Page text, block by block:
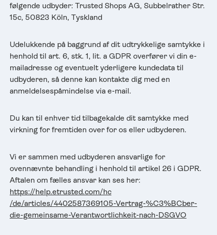
følgende udbyder: Trusted Shops AG, Subbelrather Str.
15c, 50823 Köln, Tyskland
Udelukkende på baggrund af dit udtrykkelige samtykke i
henhold til art. 6, stk. 1, lit. a GDPR overfører vi din e-
mailadresse og eventuelt yderligere kundedata til
udbyderen, så denne kan kontakte dig med en
anmeldelsespåmindelse via e-mail.
Du kan til enhver tid tilbagekalde dit samtykke med
virkning for fremtiden over for os eller udbyderen.
Vi er sammen med udbyderen ansvarlige for
ovennævnte behandling i henhold til artikel 26 i GDPR.
Aftalen om fælles ansvar kan ses her:
https://help.etrusted.com/hc
/de/articles/4402587369105-Vertrag-%C3%BCber-
die-gemeinsame-Verantwortlichkeit-nach-DSGVO